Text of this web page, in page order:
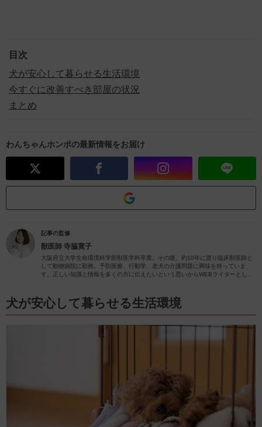
目次
犬が安心して暮らせる生活環境
今すぐに改善すべき部屋の状況
まとめ
わんちゃんホンポの最新情報をお届け
記事の監修
獣医師 寺脇寛子
大阪府立大学生命環境科学部獣医学科卒業。その後、約10年に渡り臨床獣医師と
して動物病院に勤務。予防医療、行動学、老犬の介護問題に興味を持っていま
す。正しい知識と情報を多くの方に伝えたいという思いからWEBライターとして
犬が安心して暮らせる生活環境